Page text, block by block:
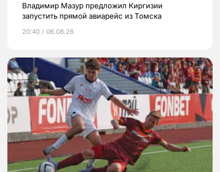
Владимир Мазур предложил Киргизии
запустить прямой авиарейс из Томска
20:40 / 06.08.26